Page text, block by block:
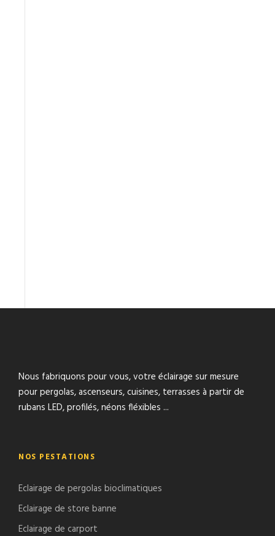
Nous fabriquons pour vous, votre éclairage sur mesure
pour pergolas, ascenseurs, cuisines, terrasses à partir de
rubans LED, profilés, néons fléxibles ...
NOS PESTATIONS
Eclairage de pergolas bioclimatiques
Eclairage de store banne
Eclairage de carport